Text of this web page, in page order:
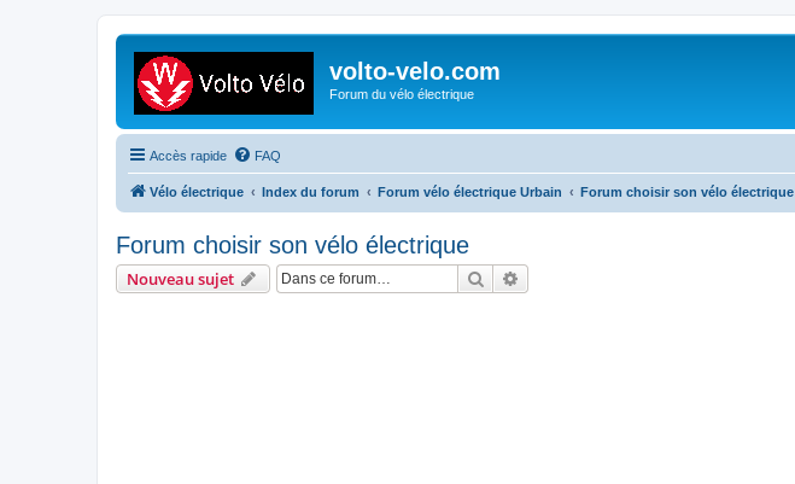
volto-velo.com
Forum du vélo électrique
Accès rapide FAQ
Vélo électrique Index du forum Forum vélo électrique Urbain Forum choisir son vélo électrique
Forum choisir son vélo électrique
Nouveau sujet Rechercher